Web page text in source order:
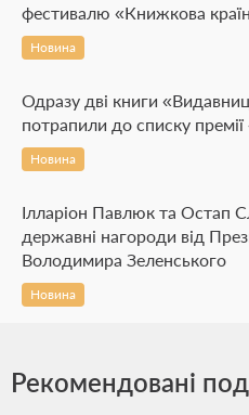
фестивалю «Книжкова
Новина
Одразу дві книги
потрапили до списку
Новина
Ілларіон Павлюк та Остап
державні нагороди від
Володимира Зеленського
Новина
Рекомендовані